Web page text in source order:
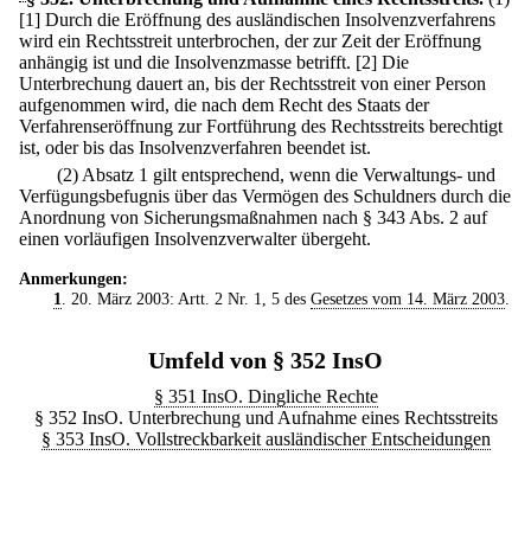
[1] Durch die Eröffnung des ausländischen Insolvenzverfahrens
wird ein Rechtsstreit unterbrochen, der zur Zeit der Eröffnung
anhängig ist und die Insolvenzmasse betrifft. [2] Die
Unterbrechung dauert an, bis der Rechtsstreit von einer Person
aufgenommen wird, die nach dem Recht des Staats der
Verfahrenseröffnung zur Fortführung des Rechtsstreits berechtigt
ist, oder bis das Insolvenzverfahren beendet ist.
(2) Absatz 1 gilt entsprechend, wenn die Verwaltungs- und
Verfügungsbefugnis über das Vermögen des Schuldners durch die
Anordnung von Sicherungsmaßnahmen nach § 343 Abs. 2 auf
einen vorläufigen Insolvenzverwalter übergeht.
Anmerkungen:
1. 20. März 2003: Artt. 2 Nr. 1, 5 des Gesetzes vom 14. März 2003.
Umfeld von § 352 InsO
§ 351 InsO. Dingliche Rechte
§ 352 InsO. Unterbrechung und Aufnahme eines Rechtsstreits
§ 353 InsO. Vollstreckbarkeit ausländischer Entscheidungen